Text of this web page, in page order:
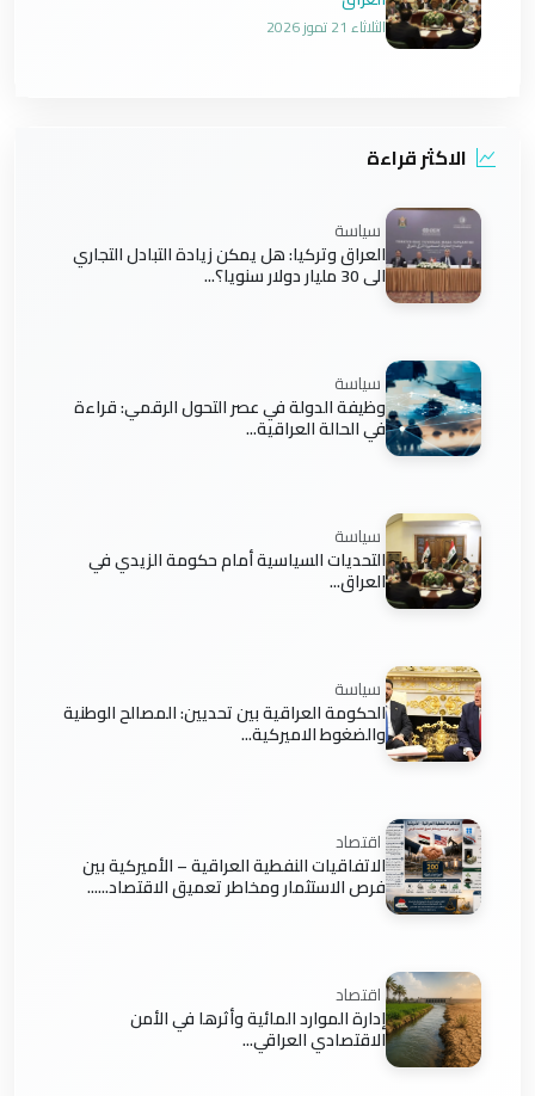
الثلاثاء 21 تموز 2026
الاكثر قراءة
سياسة
العراق وتركيا: هل يمكن زيادة التبادل التجاري
الى 30 مليار دولار سنويا؟...
سياسة
وظيفة الدولة في عصر التحول الرقمي: قراءة
في الحالة العراقية...
سياسة
التحديات السياسية أمام حكومة الزيدي في
العراق...
سياسة
الحكومة العراقية بين تحديين: المصالح الوطنية
والضغوط الاميركية...
اقتصاد
الاتفاقيات النفطية العراقية – الأميركية بين
فرص الاستثمار ومخاطر تعميق الاقتصاد......
اقتصاد
إدارة الموارد المائية وأثرها في الأمن
الاقتصادي العراقي...